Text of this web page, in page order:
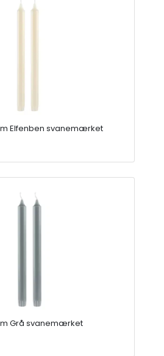
Elfenben svanemærket
Grå svanemærket